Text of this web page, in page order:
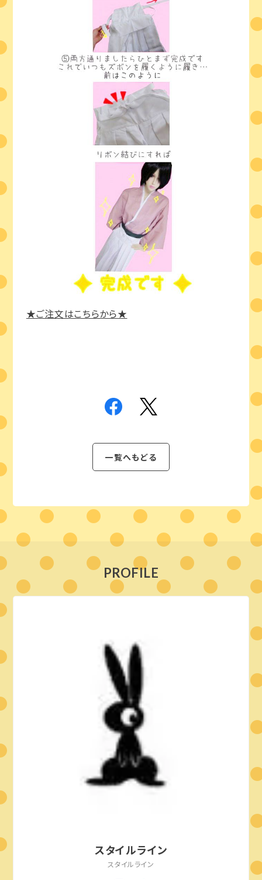
★ご注文はこちらから★
一覧へもどる
PROFILE
スタイルライン
スタイルライン